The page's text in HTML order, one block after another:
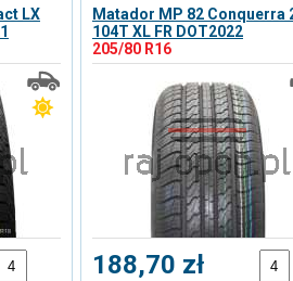
LX
Matador MP 82 Conquerra
104T XL FR DOT2022
205/80 R16
188,70 zł